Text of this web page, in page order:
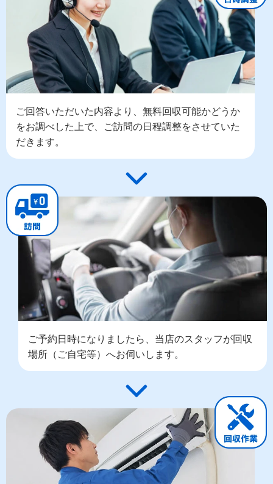
ご回答いただいた内容より、無料回収可能かどうか
をお調べした上で、ご訪問の日程調整をさせていた
だきます。
ご予約日時になりましたら、当店のスタッフが回収
場所（ご自宅等）へお伺いします。